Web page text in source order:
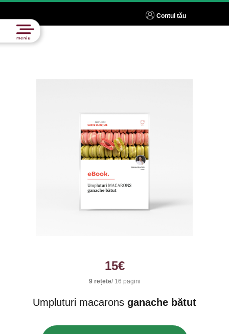
Contul tău
15€
9 rețete/ 16 pagini
Umpluturi macarons ganache bătut